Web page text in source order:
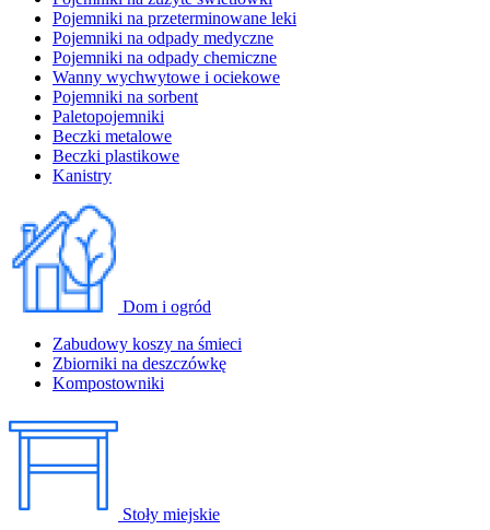
Pojemniki na przeterminowane leki
Pojemniki na odpady medyczne
Pojemniki na odpady chemiczne
Wanny wychwytowe i ociekowe
Pojemniki na sorbent
Paletopojemniki
Beczki metalowe
Beczki plastikowe
Kanistry
Dom i ogród
Zabudowy koszy na śmieci
Zbiorniki na deszczówkę
Kompostowniki
Stoły miejskie